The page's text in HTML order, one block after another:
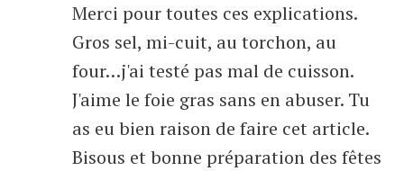
Merci pour toutes ces explications.
Gros sel, mi-cuit, au torchon, au
four…j'ai testé pas mal de cuisson.
J'aime le foie gras sans en abuser. Tu
as eu bien raison de faire cet article.
Bisous et bonne préparation des fêtes